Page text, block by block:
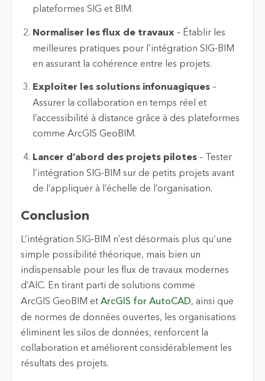
plateformes SIG et BIM.
Normaliser les flux de travaux– Établir les
meilleures pratiques pour l’intégration SIG-BIM
en assurant la cohérence entre les projets.
Exploiter les solutions infonuagiques–
Assurer la collaboration en temps réel et
l’accessibilité à distance grâce à des plateformes
comme ArcGIS GeoBIM.
Lancer d’abord des projets pilotes– Tester
l’intégration SIG-BIM sur de petits projets avant
de l’appliquer à l’échelle de l’organisation.
Conclusion
L’intégration SIG-BIM n’est désormais plus qu’une
simple possibilité théorique, mais bien un
indispensable pour les flux de travaux modernes
d’AIC. En tirant parti de solutions comme
ArcGIS GeoBIM et ArcGIS for AutoCAD, ainsi que
de normes de données ouvertes, les organisations
éliminent les silos de données, renforcent la
collaboration et améliorent considérablement les
résultats des projets.